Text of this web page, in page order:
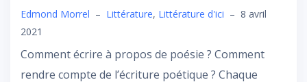
Edmond Morrel – Littérature, Littérature d'ici – 8 avril
2021
Comment écrire à propos de poésie ? Comment
rendre compte de l’écriture poétique ? Chaque